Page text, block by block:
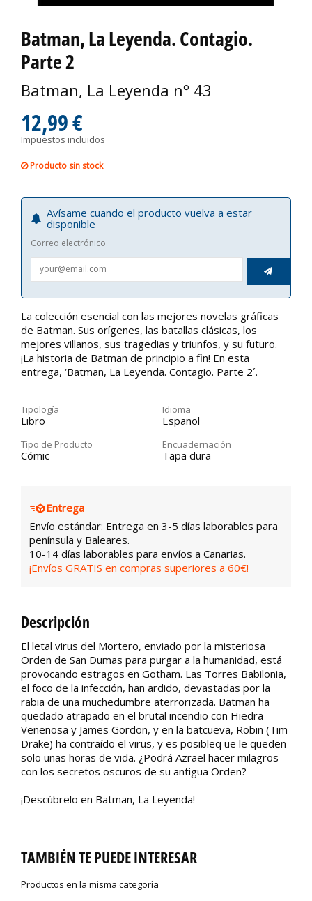
Batman, La Leyenda. Contagio.
Parte 2
Batman, La Leyenda nº 43
12,99 €
Impuestos incluidos
Producto sin stock
Avísame cuando el producto vuelva a estar
disponible
Correo electrónico

La colección esencial con las mejores novelas gráficas
de Batman. Sus orígenes, las batallas clásicas, los
mejores villanos, sus tragedias y triunfos, y su futuro.
¡La historia de Batman de principio a fin! En esta
entrega, ‘Batman, La Leyenda. Contagio. Parte 2´.
Tipología
Libro
Idioma
Español
Tipo de Producto
Cómic
Encuadernación
Tapa dura
Entrega
Envío estándar: Entrega en 3-5 días laborables para
península y Baleares.
10-14 días laborables para envíos a Canarias.
¡Envíos GRATIS en compras superiores a 60€!
Descripción
El letal virus del Mortero, enviado por la misteriosa
Orden de San Dumas para purgar a la humanidad, está
provocando estragos en Gotham. Las Torres Babilonia,
el foco de la infección, han ardido, devastadas por la
rabia de una muchedumbre aterrorizada. Batman ha
quedado atrapado en el brutal incendio con Hiedra
Venenosa y James Gordon, y en la batcueva, Robin (Tim
Drake) ha contraído el virus, y es posibleq ue le queden
solo unas horas de vida. ¿Podrá Azrael hacer milagros
con los secretos oscuros de su antigua Orden?
¡Descúbrelo en Batman, La Leyenda!
TAMBIÉN TE PUEDE INTERESAR
Productos en la misma categoría